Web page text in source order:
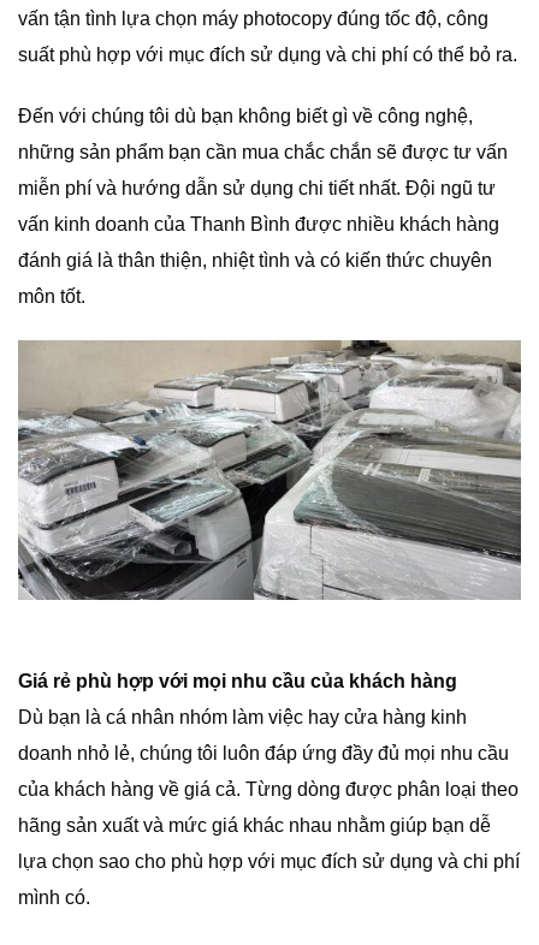
vấn tận tình lựa chọn máy photocopy đúng tốc độ, công
suất phù hợp với mục đích sử dụng và chi phí có thể bỏ ra.
Đến với chúng tôi dù bạn không biết gì về công nghệ,
những sản phẩm bạn cần mua chắc chắn sẽ được tư vấn
miễn phí và hướng dẫn sử dụng chi tiết nhất. Đội ngũ tư
vấn kinh doanh của Thanh Bình được nhiều khách hàng
đánh giá là thân thiện, nhiệt tình và có kiến thức chuyên
môn tốt.
Giá rẻ phù hợp với mọi nhu cầu của khách hàng
Dù bạn là cá nhân nhóm làm việc hay cửa hàng kinh
doanh nhỏ lẻ, chúng tôi luôn đáp ứng đầy đủ mọi nhu cầu
của khách hàng về giá cả. Từng dòng được phân loại theo
hãng sản xuất và mức giá khác nhau nhằm giúp bạn dễ
lựa chọn sao cho phù hợp với mục đích sử dụng và chi phí
mình có.